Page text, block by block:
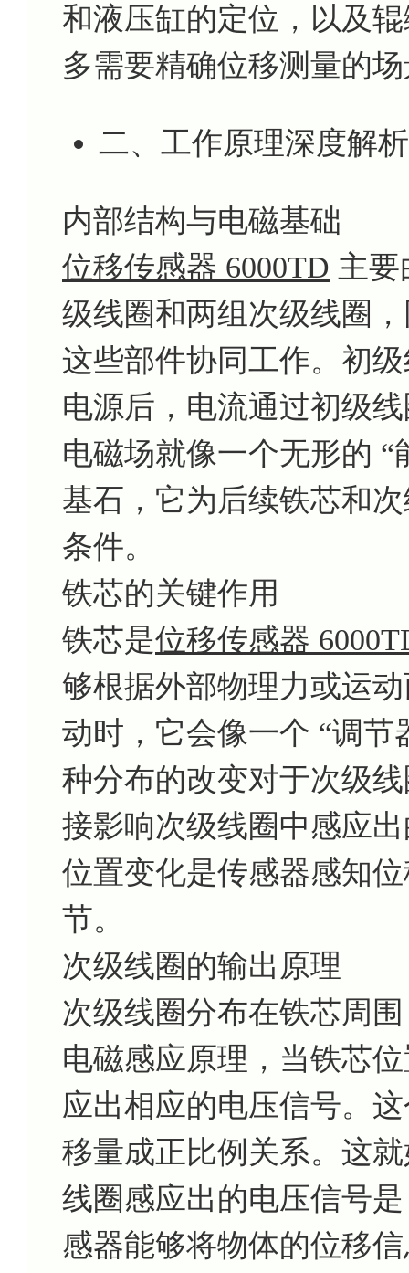
和液压缸的定位，以及
多需要精确位移测量的
二、工作原理深度解析
内部结构与电磁基础
位移传感器 6000TD 主要
级线圈和两组次级线圈
这些部件协同工作。初
电源后，电流通过初级
电磁场就像一个无形的
基石，它为后续铁芯和
条件。
铁芯的关键作用
铁芯是位移传感器
够根据外部物理力或运
动时，它会像一个 “调
种分布的改变对于次级
接影响次级线圈中感应
位置变化是传感器感知
节。
次级线圈的输出原理
次级线圈分布在铁芯周
电磁感应原理，当铁芯
应出相应的电压信号。
移量成正比例关系。这
线圈感应出的电压信号
感器能够将物体的位移